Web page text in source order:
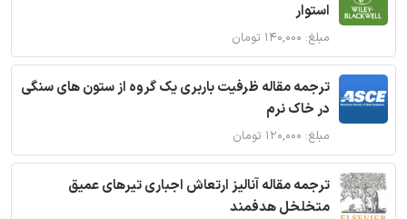
استوار
مبلغ: ۱۴۰,۰۰۰ تومان
ترجمه مقاله ظرفیت باربری یک گروه از ستون های سنگی
در خاک نرم
مبلغ: ۱۲۰,۰۰۰ تومان
ترجمه مقاله آنالیز ارتعاش اجباری تیرهای عمیق
متخلخل هدفمند